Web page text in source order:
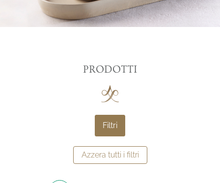
PRODOTTI
Filtri
Azzera tutti i filtri